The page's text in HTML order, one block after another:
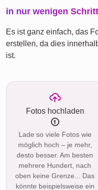
in nur wenigen
Es ist ganz einfach, das
erstellen, da dies
ist.
Fotos hochladen
Lade so viele Fotos wie
möglich hoch – je mehr,
desto besser. Am besten
mehrere Hundert, nach
oben keine Grenze... Das
könnte beispielsweise ein